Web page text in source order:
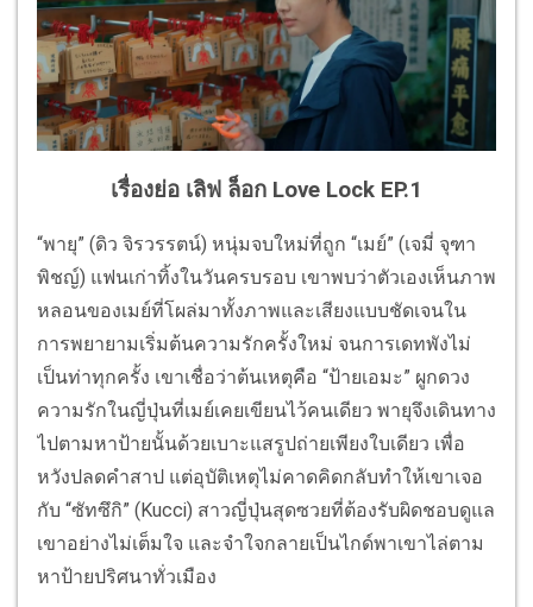
เรื่องย่อ เลิฟ ล็อก Love Lock EP.1
“พายุ” (ดิว จิรวรรตน์) หนุ่มจบใหม่ที่ถูก “เมย์” (เจมี่ จุฑา
พิชญ์) แฟนเก่าทิ้งในวันครบรอบ เขาพบว่าตัวเองเห็นภาพ
หลอนของเมย์ที่โผล่มาทั้งภาพและเสียงแบบชัดเจนใน
การพยายามเริ่มต้นความรักครั้งใหม่ จนการเดทพังไม่
เป็นท่าทุกครั้ง เขาเชื่อว่าต้นเหตุคือ “ป้ายเอมะ” ผูกดวง
ความรักในญี่ปุ่นที่เมย์เคยเขียนไว้คนเดียว พายุจึงเดินทาง
ไปตามหาป้ายนั้นด้วยเบาะแสรูปถ่ายเพียงใบเดียว เพื่อ
หวังปลดคำสาป แต่อุบัติเหตุไม่คาดคิดกลับทำให้เขาเจอ
กับ “ซัทซึกิ” (Kucci) สาวญี่ปุ่นสุดซวยที่ต้องรับผิดชอบดูแล
เขาอย่างไม่เต็มใจ และจำใจกลายเป็นไกด์พาเขาไล่ตาม
หาป้ายปริศนาทั่วเมือง